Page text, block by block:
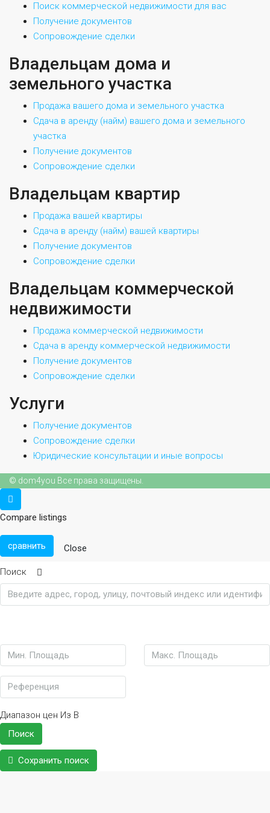
Поиск коммерческой недвижимости для вас
Получение документов
Сопровождение сделки
Владельцам дома и
земельного участка
Продажа вашего дома и земельного участка
Сдача в аренду (найм) вашего дома и земельного
участка
Получение документов
Сопровождение сделки
Владельцам квартир
Продажа вашей квартиры
Сдача в аренду (найм) вашей квартиры
Получение документов
Сопровождение сделки
Владельцам коммерческой
недвижимости
Продажа коммерческой недвижимости
Сдача в аренду коммерческой недвижимости
Получение документов
Сопровождение сделки
Услуги
Получение документов
Сопровождение сделки
Юридические консультации и иные вопросы
© dom4you Все права защищены.
Compare listings
сравнить Close
Поиск
Диапазон цен Из В
Поиск
Сохранить поиск